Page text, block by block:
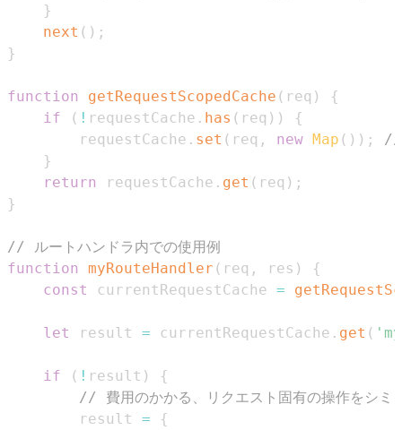
}
next ( ) ;
}
function getRequestScopedCache ( req )
{
if
( ! requestCache . has ( req ) )
{
        requestCache
. set ( req , new Map ( ) ) ;
//
}
return
requestCache . get ( req ) ;
}
// ルートハンドラ内での使用例
function
myRouteHandler ( req , res )
{
const
currentRequestCache =
let result = currentRequestCache . get (
if ( ! result )
{
// 費用のかかる、リクエスト固有の操作をシミ
        result
=
{